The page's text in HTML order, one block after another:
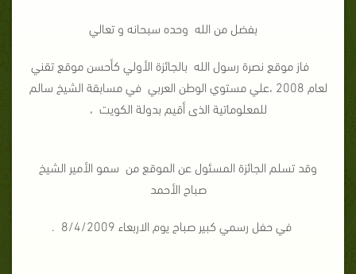
بفضل من الله وحده سبحانه و تعالي
فاز موقع نصرة رسول الله بالجائزة الأولي كأحسن موقع تقني
لعام 2008 ،علي مستوي الوطن العربي في مسابقة الشيخ سالم
للمعلوماتية الذى أقيم بدولة الكويت ،
وقد تسلم الجائزة المسئول عن الموقع من سمو الأمير الشيخ
صباح الأحمد
في حفل رسمي كبير صباح يوم الاربعاء 8/4/2009 .